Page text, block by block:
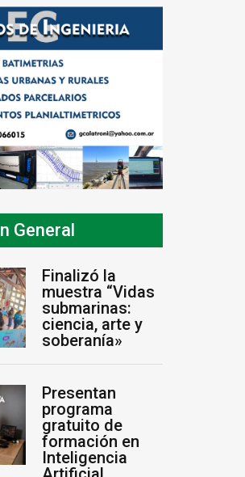
General
Finalizó la
muestra “Vidas
submarinas:
ciencia, arte y
soberanía»
Presentan
programa
gratuito de
formación en
Inteligencia